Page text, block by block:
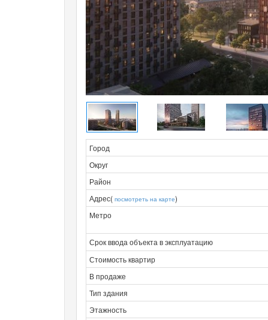
Город
Округ
Район
Адрес( посмотреть на карте)
Метро
Срок ввода объекта в эксплуатацию
Стоимость квартир
В продаже
Тип здания
Этажность